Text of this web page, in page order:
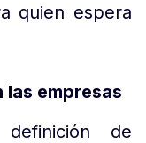
quien espera
las empresas
de